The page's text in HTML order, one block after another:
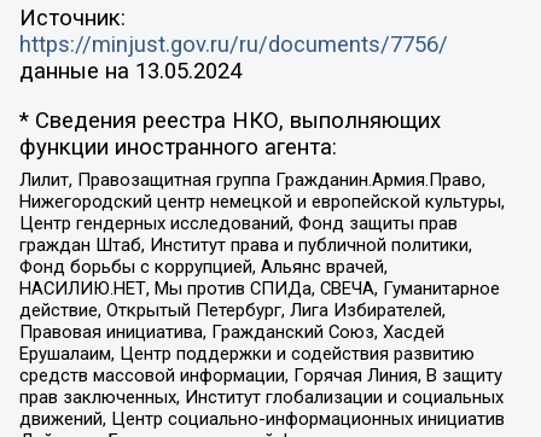
Источник:
https://minjust.gov.ru/ru/documents/7756/
данные на 13.05.2024
* Сведения реестра НКО, выполняющих
функции иностранного агента:
Лилит, Правозащитная группа Гражданин.Армия.Право,
Нижегородский центр немецкой и европейской культуры,
Центр гендерных исследований, Фонд защиты прав
граждан Штаб, Институт права и публичной политики,
Фонд борьбы с коррупцией, Альянс врачей,
НАСИЛИЮ.НЕТ, Мы против СПИДа, СВЕЧА, Гуманитарное
действие, Открытый Петербург, Лига Избирателей,
Правовая инициатива, Гражданский Союз, Хасдей
Ерушалаим, Центр поддержки и содействия развитию
средств массовой информации, Горячая Линия, В защиту
прав заключенных, Институт глобализации и социальных
движений, Центр социально-информационных инициатив